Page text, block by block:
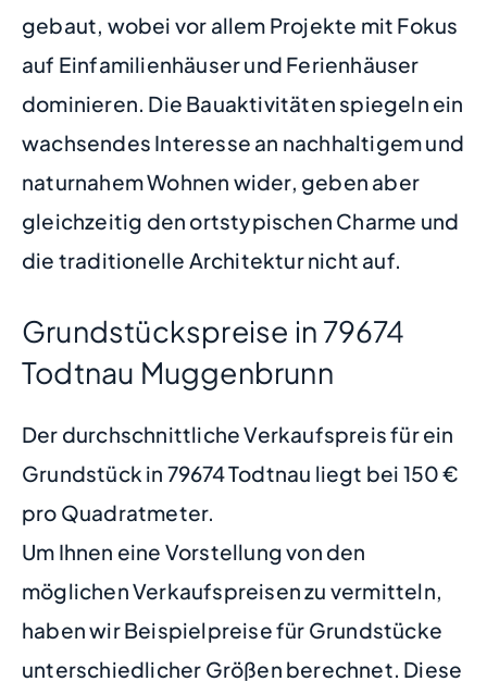
gebaut, wobei vor allem Projekte mit Fokus
auf Einfamilienhäuser und Ferienhäuser
dominieren. Die Bauaktivitäten spiegeln ein
wachsendes Interesse an nachhaltigem und
naturnahem Wohnen wider, geben aber
gleichzeitig den ortstypischen Charme und
die traditionelle Architektur nicht auf.
Grundstückspreise in 79674
Todtnau Muggenbrunn
Der durchschnittliche Verkaufspreis für ein
Grundstück in 79674 Todtnau liegt bei 150 €
pro Quadratmeter.
Um Ihnen eine Vorstellung von den
möglichen Verkaufspreisen zu vermitteln,
haben wir Beispielpreise für Grundstücke
unterschiedlicher Größen berechnet. Diese